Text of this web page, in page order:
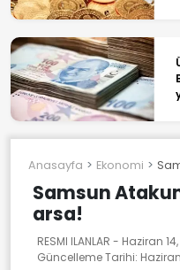
Anasayfa Ekonomi
Samsun
arsa!
RESMI ILANLAR - Haziran 14,
Güncelleme Tarihi: